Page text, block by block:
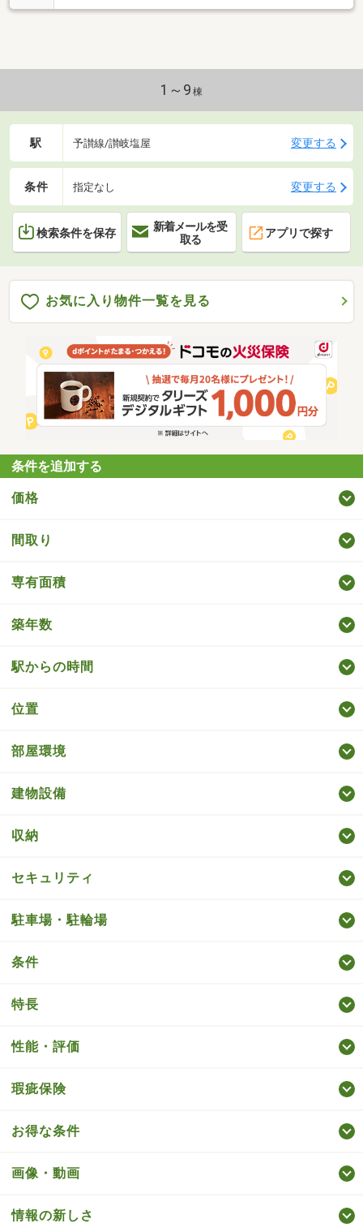
足音など生活音には配慮不要です。【周辺環境】[ショ
まわりこども園まで254m[病院] 独立行政法人労働者
健康福祉機構香川労災病院まで636m[役所] 丸亀市役
1～9 棟
駅 予讃線/讃岐塩屋 変更する
条件 指定なし 変更する
検索条件を保存
新着メールを受
取る
アプリで探す
お気に入り物件一覧を見る
条件を追加する
価格
間取り
専有面積
築年数
駅からの時間
位置
部屋環境
建物設備
収納
セキュリティ
駐車場・駐輪場
条件
特長
性能・評価
瑕疵保険
お得な条件
画像・動画
情報の新しさ